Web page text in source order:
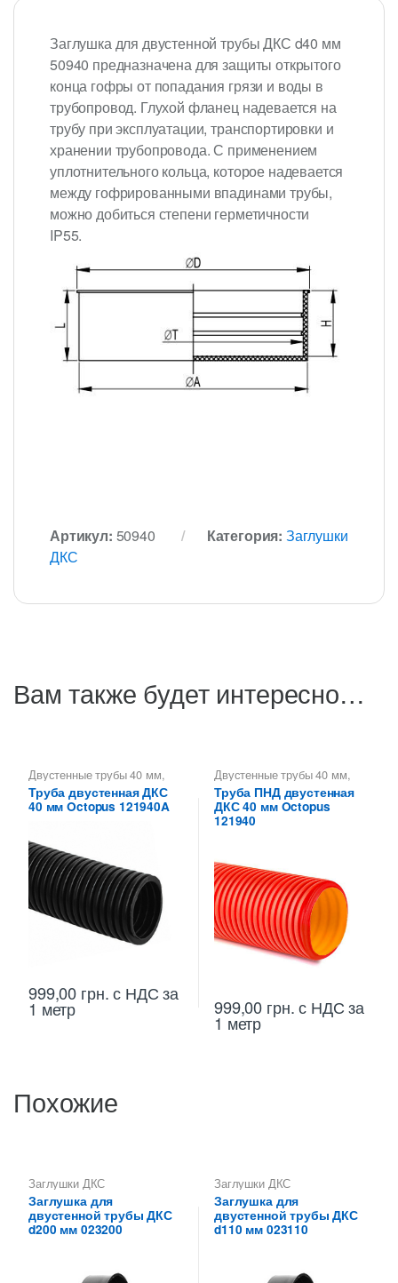
Заглушка для двустенной трубы ДКС d40 мм
50940 предназначена для защиты открытого
конца гофры от попадания грязи и воды в
трубопровод. Глухой фланец надевается на
трубу при эксплуатации, транспортировки и
хранении трубопровода. С применением
уплотнительного кольца, которое надевается
между гофрированными впадинами трубы,
можно добиться степени герметичности
IP55.
Артикул: 50940 Категория: Заглушки
ДКС
Вам также будет интересно…
Двустенные трубы 40 мм,
Трубы двустенные ДКС
Труба двустенная ДКС
40 мм Octopus 121940A
999,00 грн.с НДС за
1 метр
Двустенные трубы 40 мм,
Трубы двустенные ДКС
Труба ПНД двустенная
ДКС 40 мм Octopus
121940
999,00 грн.с НДС за
1 метр
Похожие
Заглушки ДКС
Заглушка для
двустенной трубы ДКС
d200 мм 023200
Заглушки ДКС
Заглушка для
двустенной трубы ДКС
d110 мм 023110